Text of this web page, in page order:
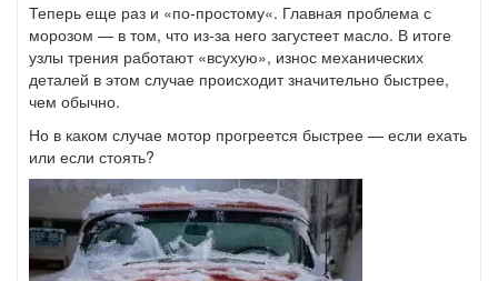
Теперь еще раз и «по-простому«. Главная проблема с
морозом — в том, что из-за него загустеет масло. В итоге
узлы трения работают «всухую», износ механических
деталей в этом случае происходит значительно быстрее,
чем обычно.
Но в каком случае мотор прогреется быстрее — если ехать
или если стоять?